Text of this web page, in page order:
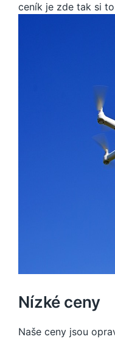
ceník je zde tak si
Nízké ceny
Naše ceny jsou